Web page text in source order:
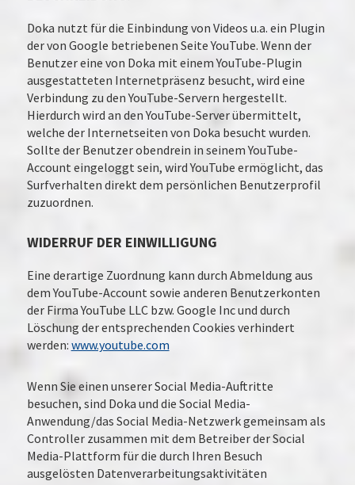
Doka nutzt für die Einbindung von Videos u.a. ein Plugin
der von Google betriebenen Seite YouTube. Wenn der
Benutzer eine von Doka mit einem YouTube-Plugin
ausgestatteten Internetpräsenz besucht, wird eine
Verbindung zu den YouTube-Servern hergestellt.
Hierdurch wird an den YouTube-Server übermittelt,
welche der Internetseiten von Doka besucht wurden.
Sollte der Benutzer obendrein in seinem YouTube-
Account eingeloggt sein, wird YouTube ermöglicht, das
Surfverhalten direkt dem persönlichen Benutzerprofil
zuzuordnen.
WIDERRUF DER EINWILLIGUNG
Eine derartige Zuordnung kann durch Abmeldung aus
dem YouTube-Account sowie anderen Benutzerkonten
der Firma YouTube LLC bzw. Google Inc und durch
Löschung der entsprechenden Cookies verhindert
werden: www.youtube.com
Wenn Sie einen unserer Social Media-Auftritte
besuchen, sind Doka und die Social Media-
Anwendung/das Social Media-Netzwerk gemeinsam als
Controller zusammen mit dem Betreiber der Social
Media-Plattform für die durch Ihren Besuch
ausgelösten Datenverarbeitungsaktivitäten